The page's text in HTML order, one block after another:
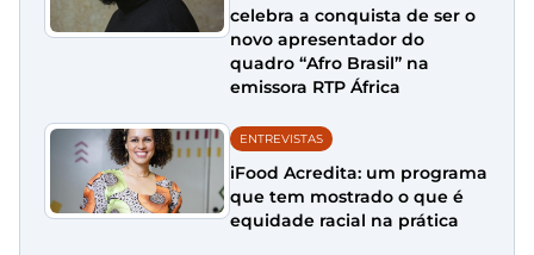
celebra a conquista de ser o
novo apresentador do
quadro “Afro Brasil” na
emissora RTP África
ENTREVISTAS
iFood Acredita: um programa
que tem mostrado o que é
equidade racial na prática